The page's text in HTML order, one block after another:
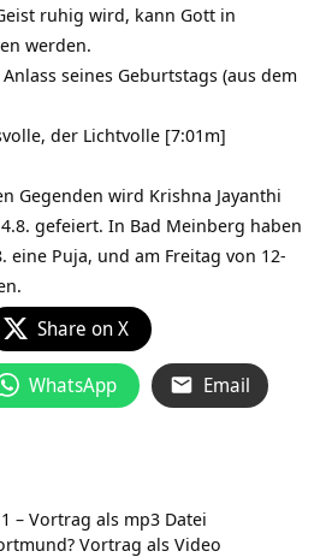
ruhig wird, kann Gott in
werden.
seines Geburtstags (aus dem
der Lichtvolle [7:01m]
Gegenden wird Krishna Jayanthi
gefeiert. In Bad Meinberg haben
eine Puja, und am Freitag von 12-
Share on X
WhatsApp Email
– Vortrag als mp3 Datei
Vortrag als Video